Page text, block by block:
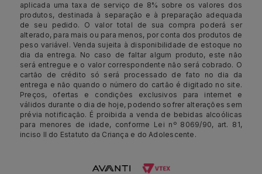
aplicada uma taxa de serviço de 8% sobre os valores dos
produtos, destinada à separação e à preparação adequada
de seu pedido. O valor total de sua compra poderá ser
alterado, para mais ou para menos, por conta dos produtos de
peso variável. Venda sujeita à disponibilidade de estoque no
dia da entrega. No caso de faltar algum produto, este não
será entregue e o valor correspondente não será cobrado. O
cartão de crédito só será processado de fato no dia da
entrega e não quando o número do cartão é digitado no site.
Preços, ofertas e condições exclusivos para internet e
válidos durante o dia de hoje, podendo sofrer alterações sem
prévia notificação. É proibida a venda de bebidas alcoólicas
para menores de idade, conforme Lei nº 8069/90, art. 81,
inciso II do Estatuto da Criança e do Adolescente.